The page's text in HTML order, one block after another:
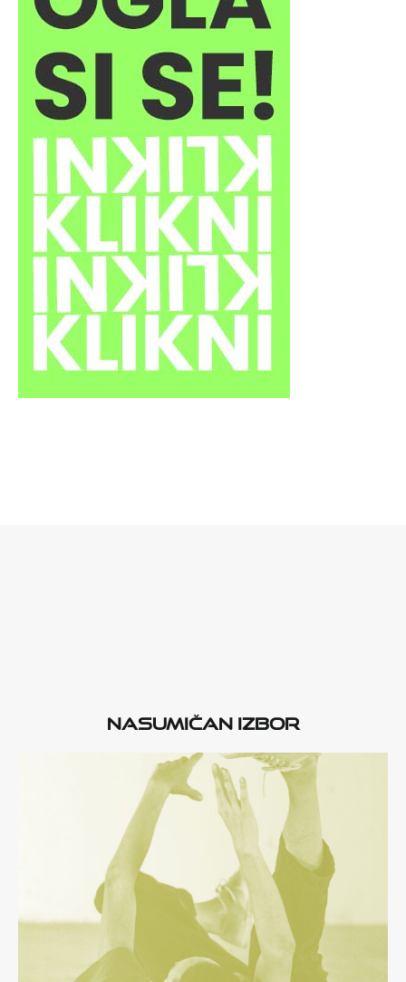
Nasumičan izbor